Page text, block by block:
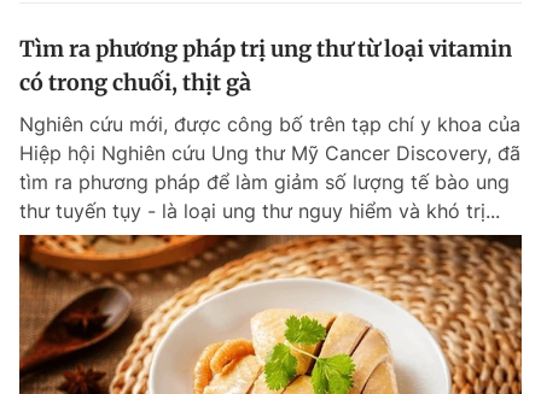
Tìm ra phương pháp trị ung thư từ loại vitamin
có trong chuối, thịt gà
Nghiên cứu mới, được công bố trên tạp chí y khoa của
Hiệp hội Nghiên cứu Ung thư Mỹ Cancer Discovery, đã
tìm ra phương pháp để làm giảm số lượng tế bào ung
thư tuyến tụy - là loại ung thư nguy hiểm và khó trị...